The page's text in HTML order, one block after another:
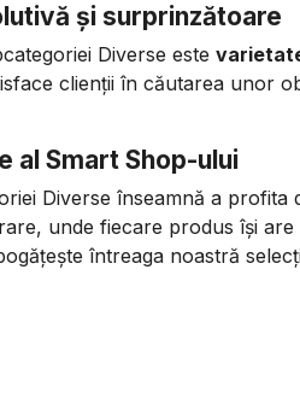
și surprinzătoare
Diverse este
clienții în căutarea unor
al Smart Shop-ului
Diverse înseamnă a
unde fiecare produs își
întreaga noastră